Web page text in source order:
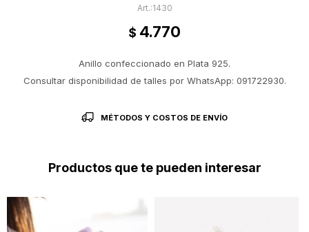
1430
$ 4.770
Anillo confeccionado en Plata 925.
Consultar disponibilidad de talles por WhatsApp: 091722930.
MÉTODOS Y COSTOS DE ENVÍO
Productos que te pueden interesar